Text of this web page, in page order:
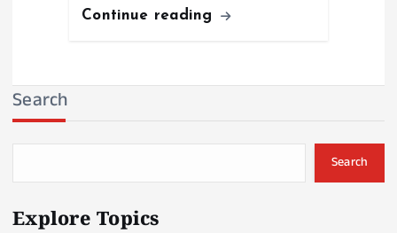
Continue reading
Search
Search
Explore Topics